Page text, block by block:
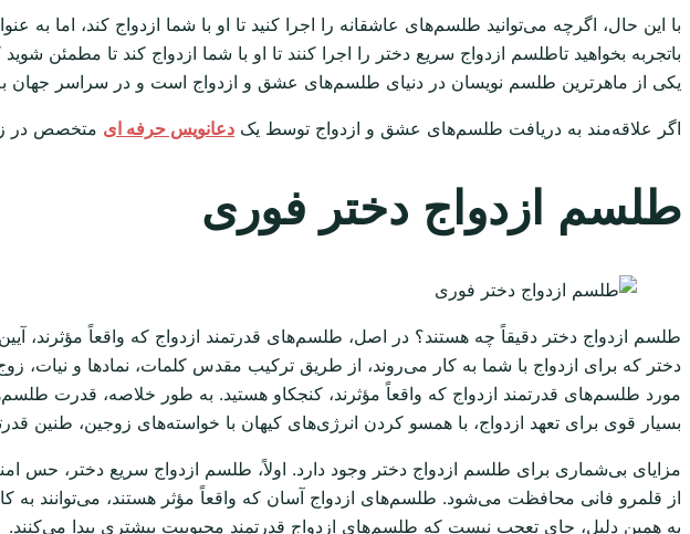
با این حال، اگرچه می‌توانید طلسم‌های عاشقانه را اجرا کنید تا او با شما ازدواج کند، اما
باتجربه بخواهید تاطلسم ازدواج سریع دختر را اجرا کنند تا او با شما ازدواج کند تا
یکی از ماهرترین طلسم نویسان در دنیای طلسم‌های عشق و ازدواج است و در سراسر جهان
اگر علاقه‌مند به دریافت طلسم‌های عشق و ازدواج توسط یک دعانویس حرفه ای متخصص در
طلسم ازدواج دختر فوری
طلسم ازدواج دختر دقیقاً چه هستند؟ در اصل، طلسم‌های قدرتمند ازدواج که واقعاً
دختر که برای ازدواج با شما به کار می‌روند، از طریق ترکیب مقدس کلمات، نمادها و نیات،
مورد طلسم‌های قدرتمند ازدواج که واقعاً مؤثرند، کنجکاو هستید. به طور خلاصه، قدرت
بسیار قوی برای تعهد ازدواج، با همسو کردن انرژی‌های کیهان با خواسته‌های زوجین، طنین
مزایای بی‌شماری برای طلسم ازدواج دختر وجود دارد. اولاً، طلسم ازدواج سریع دختر، حس
از قلمرو فانی محافظت می‌شود. طلسم‌های ازدواج آسان که واقعاً مؤثر هستند، می‌توانند به
به همین دلیل، جای تعجب نیست که طلسم‌های ازدواج قدرتمند محبوبیت بیشتری پیدا می‌کنند.